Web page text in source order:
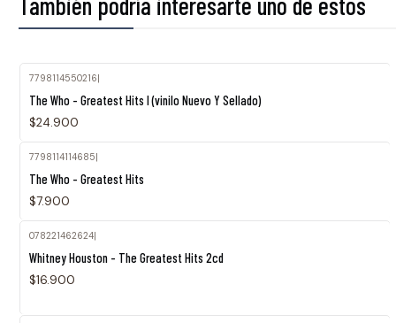
7798114550216|
The Who - Greatest Hits I (vinilo Nuevo Y Sellado)
$24.900
7798114114685|
The Who - Greatest Hits
$7.900
078221462624|
Whitney Houston - The Greatest Hits 2cd
$16.900